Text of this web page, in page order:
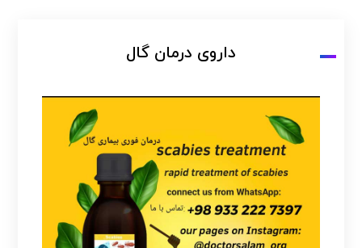
داروی درمان گال